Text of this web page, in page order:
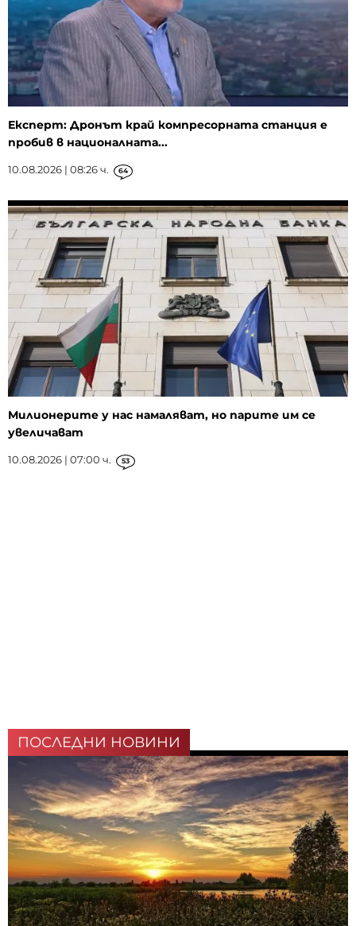
Експерт: Дронът край компресорната станция е
пробив в националната...
10.08.2026 | 08:26 ч. 64
Милионерите у нас намаляват, но парите им се
увеличават
10.08.2026 | 07:00 ч. 53
ПОСЛЕДНИ НОВИНИ